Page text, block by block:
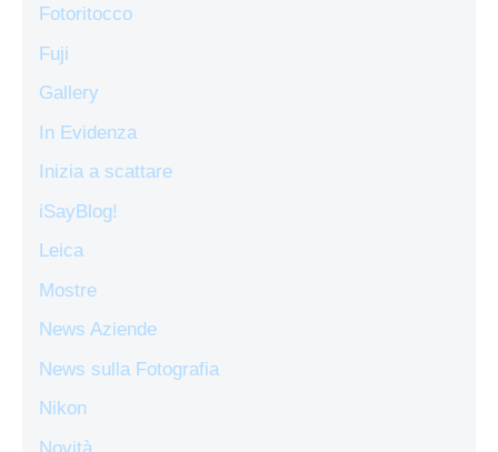
Fotoritocco
Fuji
Gallery
In Evidenza
Inizia a scattare
iSayBlog!
Leica
Mostre
News Aziende
News sulla Fotografia
Nikon